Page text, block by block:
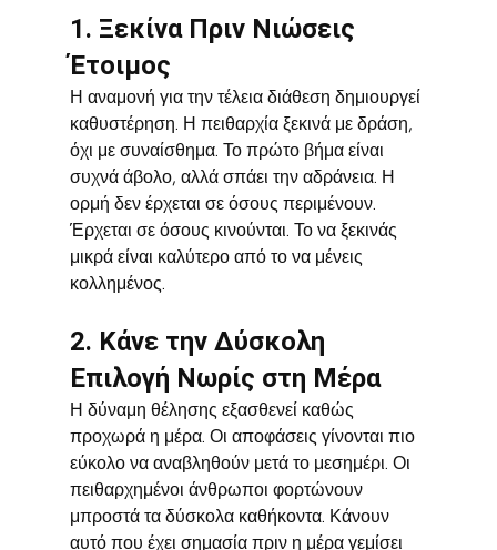
1. Ξεκίνα Πριν Νιώσεις
Έτοιμος
Η αναμονή για την τέλεια διάθεση δημιουργεί
καθυστέρηση. Η πειθαρχία ξεκινά με δράση,
όχι με συναίσθημα. Το πρώτο βήμα είναι
συχνά άβολο, αλλά σπάει την αδράνεια. Η
ορμή δεν έρχεται σε όσους περιμένουν.
Έρχεται σε όσους κινούνται. Το να ξεκινάς
μικρά είναι καλύτερο από το να μένεις
κολλημένος.
2. Κάνε την Δύσκολη
Επιλογή Νωρίς στη Μέρα
Η δύναμη θέλησης εξασθενεί καθώς
προχωρά η μέρα. Οι αποφάσεις γίνονται πιο
εύκολο να αναβληθούν μετά το μεσημέρι. Οι
πειθαρχημένοι άνθρωποι φορτώνουν
μπροστά τα δύσκολα καθήκοντα. Κάνουν
αυτό που έχει σημασία πριν η μέρα γεμίσει